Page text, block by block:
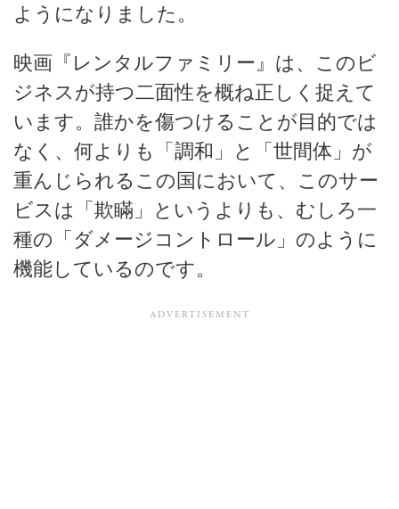
ようになりました。
映画『レンタルファミリー』は、このビ
ジネスが持つ二面性を概ね正しく捉えて
います。誰かを傷つけることが目的では
なく、何よりも「調和」と「世間体」が
重んじられるこの国において、このサー
ビスは「欺瞞」というよりも、むしろ一
種の「ダメージコントロール」のように
機能しているのです。